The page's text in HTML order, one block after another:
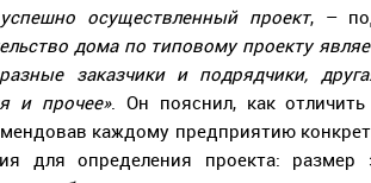
осуществленный проект, –
дома по типовому проекту
заказчики и подрядчики,
и прочее». Он пояснил, как
каждому предприятию
для определения проекта: